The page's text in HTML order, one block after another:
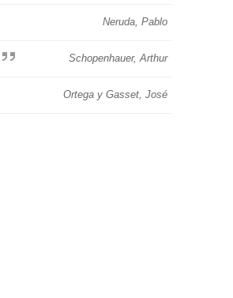
Neruda, Pablo
Schopenhauer, Arthur
Ortega y Gasset, José